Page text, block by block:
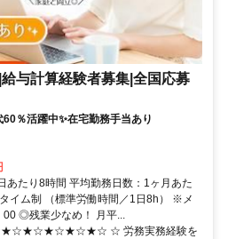
与計算経験者募集|全国応募
％活躍中✨在宅勤務手当あり
あたり8時間 平均勤務日数：1ヶ月あた
イム制 （標準労働時間／1日8h） ※メ
00 ◎残業少なめ！ 月平...
☆ 労務実務経験を